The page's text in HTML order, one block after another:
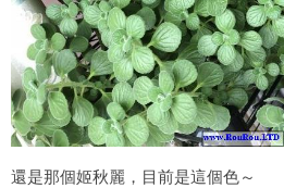
還是那個姬秋麗，目前是這個色～